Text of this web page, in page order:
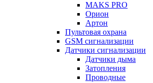
MAKS PRO
Орион
Артон
Пультовая охрана
GSM сигнализации
Датчики сигнализации
Датчики дыма
Затопления
Проводные